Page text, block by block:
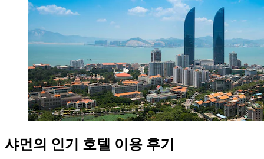
샤먼의 인기 호텔 이용 후기